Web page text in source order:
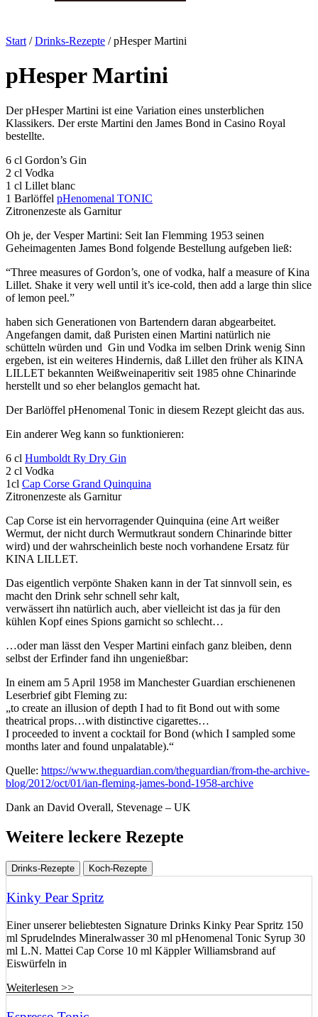
Start /Drinks-Rezepte / pHesper Martini
pHesper Martini
Der pHesper Martini ist eine Variation eines unsterblichen
Klassikers. Der erste Martini den James Bond in Casino Royal
bestellte.
6 cl Gordon’s Gin
2 cl Vodka
1 cl Lillet blanc
1 Barlöffel pHenomenal TONIC
Zitronenzeste als Garnitur
Oh je, der Vesper Martini: Seit Ian Flemming 1953 seinen
Geheimagenten James Bond folgende Bestellung aufgeben ließ:
“Three measures of Gordon’s, one of vodka, half a measure of Kina
Lillet. Shake it very well until it’s ice-cold, then add a large thin slice
of lemon peel.”
haben sich Generationen von Bartendern daran abgearbeitet.
Angefangen damit, daß Puristen einen Martini natürlich nie
schütteln würden und Gin und Vodka im selben Drink wenig Sinn
ergeben, ist ein weiteres Hindernis, daß Lillet den früher als KINA
LILLET bekannten Weißweinaperitiv seit 1985 ohne Chinarinde
herstellt und so eher belanglos gemacht hat.
Der Barlöffel pHenomenal Tonic in diesem Rezept gleicht das aus.
Ein anderer Weg kann so funktionieren:
6 cl Humboldt Ry Dry Gin
2 cl Vodka
1cl Cap Corse Grand Quinquina
Zitronenzeste als Garnitur
Cap Corse ist ein hervorragender Quinquina (eine Art weißer
Wermut, der nicht durch Wermutkraut sondern Chinarinde bitter
wird) und der wahrscheinlich beste noch vorhandene Ersatz für
KINA LILLET.
Das eigentlich verpönte Shaken kann in der Tat sinnvoll sein, es
macht den Drink sehr schnell sehr kalt,
verwässert ihn natürlich auch, aber vielleicht ist das ja für den
kühlen Kopf eines Spions garnicht so schlecht…
…oder man lässt den Vesper Martini einfach ganz bleiben, denn
selbst der Erfinder fand ihn ungenießbar:
In einem am 5 April 1958 im Manchester Guardian erschienenen
Leserbrief gibt Fleming zu:
„to create an illusion of depth I had to fit Bond out with some
theatrical props…with distinctive cigarettes…
I proceeded to invent a cocktail for Bond (which I sampled some
months later and found unpalatable).“
Quelle: https://www.theguardian.com/theguardian/from-the-archive-
blog/2012/oct/01/ian-fleming-james-bond-1958-archive
Dank an David Overall, Stevenage – UK
Weitere leckere Rezepte
Drinks-Rezepte Koch-Rezepte
Kinky Pear Spritz
Einer unserer beliebtesten Signature Drinks Kinky Pear Spritz 150
ml Sprudelndes Mineralwasser 30 ml pHenomenal Tonic Syrup 30
ml L.N. Mattei Cap Corse 10 ml Käppler Williamsbrand auf
Eiswürfeln in
Weiterlesen >>